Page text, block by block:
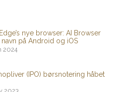
nye browser: AI Browser
på Android og iOS
2024
(IPO) børsnotering håbet